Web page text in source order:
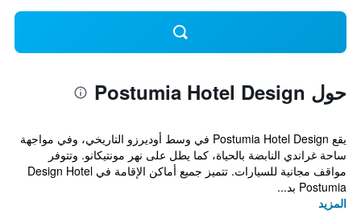
حول Postumia Hotel Design
يقع Postumia Hotel Design في وسط أوديرزو التاريخي، وفي مواجهة
ساحة غراندي النابضة بالحياة، كما يطل على نهر مونتيكانو. وتتوفر
مواقف مجانية للسيارات. تتميز جميع أماكن الإقامة في Design Hotel
Postumia بد...
المزيد